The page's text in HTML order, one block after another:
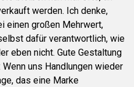
werden. Ich denke,
einen großen Mehrwert,
dafür verantwortlich, wie
eben nicht. Gute Gestaltung
uns Handlungen wieder
das eine Marke